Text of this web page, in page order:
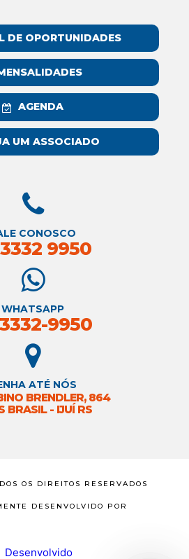
DE OPORTUNIDADES
AGENDA
UM ASSOCIADO
CONOSCO
9950
WHATSAPP
9950
ATÉ NÓS
BRENDLER, 864
BRASIL - IJUÍ RS
OS DIREITOS RESERVADOS
DESENVOLVIDO POR